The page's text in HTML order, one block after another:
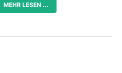
MEHR LESEN ...